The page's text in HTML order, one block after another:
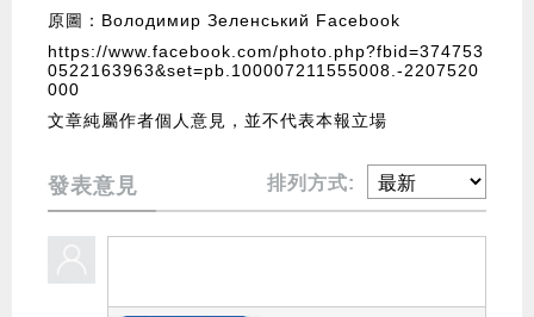
原圖：Володимир Зеленський Facebook
https://www.facebook.com/photo.php?fbid=374753
0522163963&set=pb.100007211555008.-2207520
000
文章純屬作者個人意見，並不代表本報立場
發表意見 排列方式: